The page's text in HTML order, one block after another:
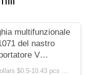
multifunzionale
del nastro
V
D5010224370
US Dollars $0.5-10.43 pcs MOQ:50 pezzi